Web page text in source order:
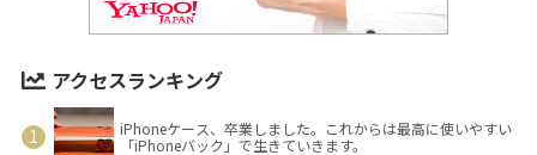
アクセスランキング
iPhoneケース、卒業しました。これからは最高に使いやすい
「iPhoneバック」で生きていきます。